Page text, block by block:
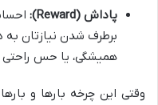
پاداش (Reward):
برطرف شدن نیازتان
همیشگی، یا حس
وقتی این چرخه بارها و